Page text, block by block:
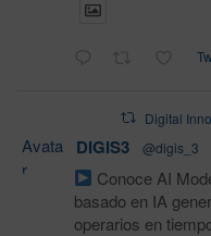
Digital
Avata
r
DIGIS3 @digis_3
Conoce AI
basado en IA
operarios en